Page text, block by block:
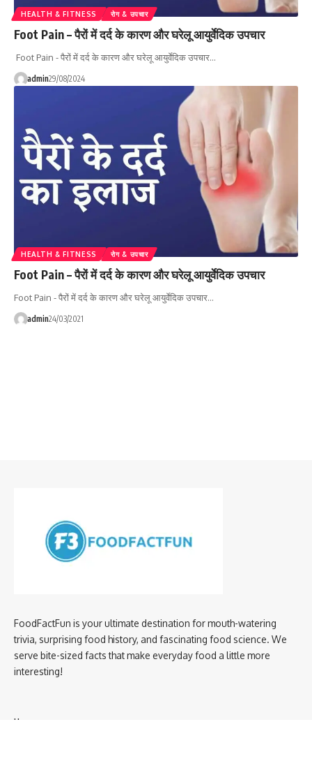
HEALTH & FITNESS रोग & उपचार
Foot Pain – पैरों में दर्द के कारण और घरेलू आयुर्वेदिक उपचार
Foot Pain - पैरों में दर्द के कारण और घरेलू आयुर्वेदिक उपचार…
admin29/08/2024
HEALTH & FITNESS रोग & उपचार
Foot Pain – पैरों में दर्द के कारण और घरेलू आयुर्वेदिक उपचार
Foot Pain - पैरों में दर्द के कारण और घरेलू आयुर्वेदिक उपचार…
admin24/03/2021
FoodFactFun is your ultimate destination for mouth-watering
trivia, surprising food history, and fascinating food science. We
serve bite-sized facts that make everyday food a little more
interesting!
Home